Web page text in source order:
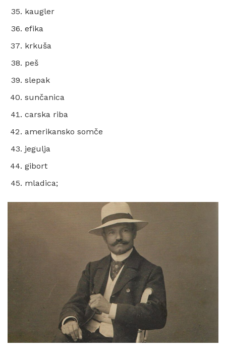
kaugler
efika
krkuša
peš
slepak
sunčanica
carska riba
amerikansko somče
jegulja
gibort
mladica;